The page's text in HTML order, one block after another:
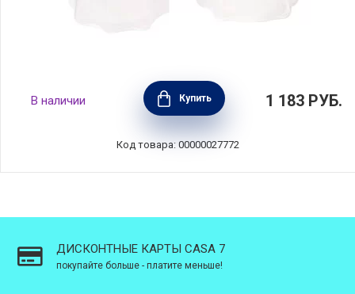
Набор из 3-х емкостей для соуса 0,035 л,
материал пластик, Sistema, Новая
Зеландия, SI21475
В наличии Купить 1 183 РУБ.
Код товара: 00000027772
ДИСКОНТНЫЕ КАРТЫ CASA 7
покупайте больше - платите меньше!